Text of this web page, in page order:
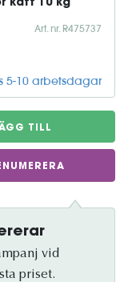
katt 10 kg
Art. nr. R475737
5-10 arbetsdagar
TILL
vid
priset.